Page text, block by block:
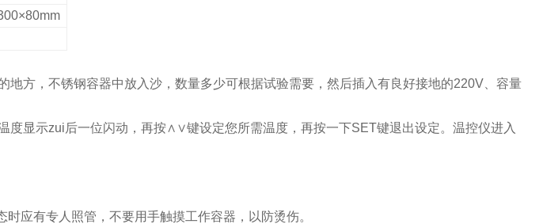
地方，不锈钢容器中放入沙，数量多少可根据试验需要，然后插入有良好接地的220V、容量
度显示zui后一位闪动，再按∧∨键设定您所需温度，再按一下SET键退出设定。温控仪进入
时应有专人照管，不要用手触摸工作容器，以防烫伤。